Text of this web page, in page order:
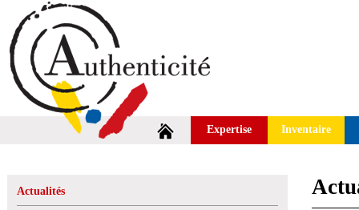
Expertise Inventaire
Actualités